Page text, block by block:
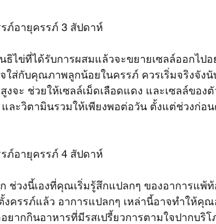
ภ์อายุครรภ์ 3 สัปดาห์
ธิไข่ที่ได้รับการผสมแล้วจะขยายเซลล์ออกไปอ
ใส่กับคุณภาพลูกน้อยในครรภ์ ควรเริ่มจริงจัง
งจะ ช่วยให้เซลล์เม็ดเลือดแดง และเซลล์ขอ
ละวิตามินรวมให้เพียงพอต่อวัน ตั้งแต่ช่วงก่อ
ภ์อายุครรภ์ 4 สัปดาห์
ช่วงนี้เองที่คุณเริ่มรู้สึกแปลกๆ ของอาการแ
ครรภ์แล้ว อาการแปลกๆ เหล่านี้อาจทำให้คุ
ยากกินอาหารที่มีรสเปรี้ยวการตามใจปากบริโ